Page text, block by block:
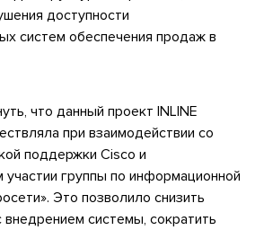
доступности
систем обеспечения продаж в
что данный проект INLINE
при взаимодействии со
поддержки Cisco и
участии группы по информационной
Это позволило снизить
внедрением системы, сократить